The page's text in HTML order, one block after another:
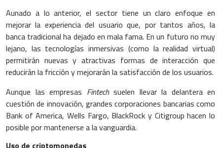
Aunado a lo anterior, el sector tiene un claro enfoque en
mejorar la experiencia del usuario que, por tantos años, la
banca tradicional ha dejado en mala fama. En un futuro no muy
lejano, las tecnologías inmersivas (como la realidad virtual)
permitirán nuevas y atractivas formas de interacción que
reducirán la fricción y mejorarán la satisfacción de los usuarios.
Aunque las empresas Fintechsuelen llevar la delantera en
cuestión de innovación, grandes corporaciones bancarias como
Bank of America, Wells Fargo, BlackRock y Citigroup hacen lo
posible por mantenerse a la vanguardia.